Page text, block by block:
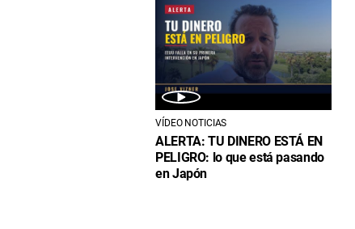
VÍDEO NOTICIAS
ALERTA: TU DINERO ESTÁ EN
PELIGRO: lo que está pasando
en Japón